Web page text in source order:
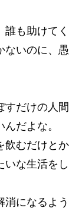
も助けてく
ないのに、
すだけの人
だよな。
飲むだけと
な生活をし
消になるよ